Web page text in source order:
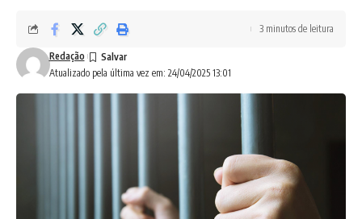
Atualizado pela última vez em: 24/04/2025 13:01
Redação
3 minutos de leitura